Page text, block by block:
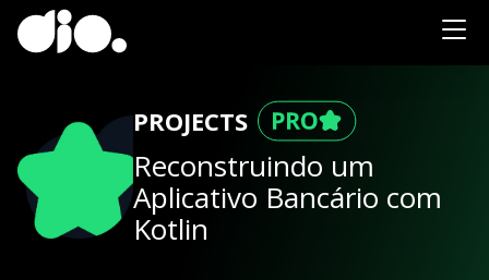
PROJECTS
Reconstruindo um
Aplicativo Bancário com
Kotlin